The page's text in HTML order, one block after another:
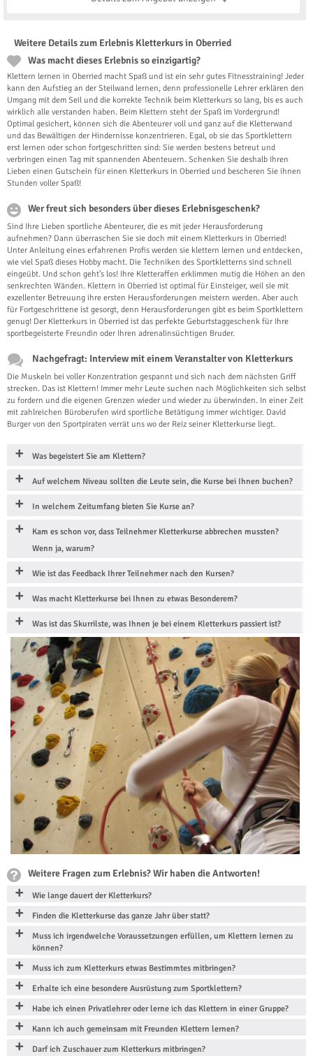
Weitere Details zum Erlebnis Kletterkurs in Oberried
Was macht dieses Erlebnis so einzigartig?
Klettern lernen in Oberried macht Spaß und ist ein sehr gutes Fitnesstraining! Jeder
kann den Aufstieg an der Steilwand lernen, denn professionelle Lehrer erklären den
Umgang mit dem Seil und die korrekte Technik beim Kletterkurs so lang, bis es auch
wirklich alle verstanden haben. Beim Klettern steht der Spaß im Vordergrund!
Optimal gesichert, können sich die Abenteurer voll und ganz auf die Kletterwand
und das Bewältigen der Hindernisse konzentrieren. Egal, ob sie das Sportklettern
erst lernen oder schon fortgeschritten sind: Sie werden bestens betreut und
verbringen einen Tag mit spannenden Abenteuern. Schenken Sie deshalb Ihren
Lieben einen Gutschein für einen Kletterkurs in Oberried und bescheren Sie ihnen
Stunden voller Spaß!
Wer freut sich besonders über dieses Erlebnisgeschenk?
Sind Ihre Lieben sportliche Abenteurer, die es mit jeder Herausforderung
aufnehmen? Dann überraschen Sie sie doch mit einem Kletterkurs in Oberried!
Unter Anleitung eines erfahrenen Profis werden sie klettern lernen und entdecken,
wie viel Spaß dieses Hobby macht. Die Techniken des Sportkletterns sind schnell
eingeübt. Und schon geht’s los! Ihre Kletteraffen erklimmen mutig die Höhen an den
senkrechten Wänden. Klettern in Oberried ist optimal für Einsteiger, weil sie mit
exzellenter Betreuung ihre ersten Herausforderungen meistern werden. Aber auch
für Fortgeschrittene ist gesorgt, denn Herausforderungen gibt es beim Sportklettern
genug! Der Kletterkurs in Oberried ist das perfekte Geburtstaggeschenk für Ihre
sportbegeisterte Freundin oder Ihren adrenalinsüchtigen Bruder.
Nachgefragt: Interview mit einem Veranstalter von Kletterkurs
Die Muskeln bei voller Konzentration gespannt und sich nach dem nächsten Griff
strecken. Das ist Klettern! Immer mehr Leute suchen nach Möglichkeiten sich selbst
zu fordern und die eigenen Grenzen wieder und wieder zu überwinden. In einer Zeit
mit zahlreichen Büroberufen wird sportliche Betätigung immer wichtiger. David
Burger von den Sportpiraten verrät uns wo der Reiz seiner Kletterkurse liegt.
Was begeistert Sie am Klettern?
Auf welchem Niveau sollten die Leute sein, die Kurse bei Ihnen buchen?
In welchem Zeitumfang bieten Sie Kurse an?
Kam es schon vor, dass Teilnehmer Kletterkurse abbrechen mussten?
Wenn ja, warum?
Wie ist das Feedback Ihrer Teilnehmer nach den Kursen?
Was macht Kletterkurse bei Ihnen zu etwas Besonderem?
Was ist das Skurrilste, was Ihnen je bei einem Kletterkurs passiert ist?
Weitere Fragen zum Erlebnis? Wir haben die Antworten!
Wie lange dauert der Kletterkurs?
Finden die Kletterkurse das ganze Jahr über statt?
Muss ich irgendwelche Voraussetzungen erfüllen, um Klettern lernen zu
können?
Muss ich zum Kletterkurs etwas Bestimmtes mitbringen?
Erhalte ich eine besondere Ausrüstung zum Sportklettern?
Habe ich einen Privatlehrer oder lerne ich das Klettern in einer Gruppe?
Kann ich auch gemeinsam mit Freunden Klettern lernen?
Darf ich Zuschauer zum Kletterkurs mitbringen?